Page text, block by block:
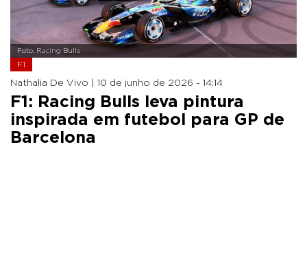
Foto: Racing Bulls
F1
Nathalia De Vivo | 10 de junho de 2026 - 14:14
F1: Racing Bulls leva pintura
inspirada em futebol para GP de
Barcelona